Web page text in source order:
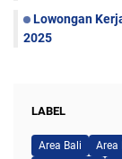
Lowongan
2025
LABEL
Area Bali Area